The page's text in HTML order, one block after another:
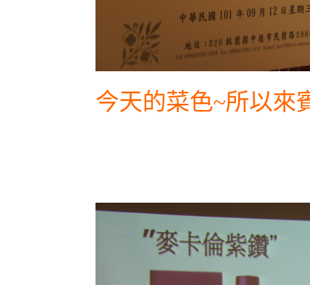
今天的菜色~所以來